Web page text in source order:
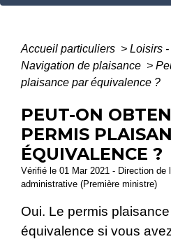
Accueil particuliers > Loisirs
Navigation de plaisance >
plaisance par équivalence ?
PEUT-ON
PERMIS
ÉQUIVALENCE ?
Vérifié le 01 Mar 2021 - Direction de
administrative (Première ministre)
Oui. Le permis
équivalence si vous